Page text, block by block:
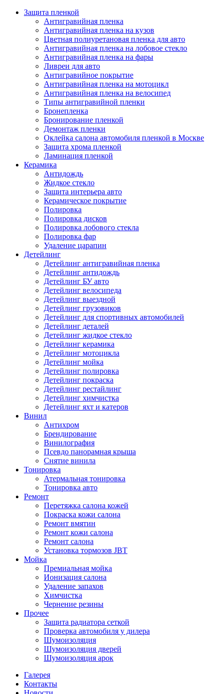
Защита пленкой
Антигравийная пленка
Антигравийная пленка на кузов
Цветная полиуретановая пленка для авто
Антигравийная пленка на лобовое стекло
Антигравийная пленка на фары
Ливреи для авто
Антигравийное покрытие
Антигравийная пленка на мотоцикл
Антигравийная пленка на велосипед
Типы антигравийной пленки
Бронепленка
Бронирование пленкой
Демонтаж пленки
Оклейка салона автомобиля пленкой в Москве
Защита хрома пленкой
Ламинация пленкой
Керамика
Антидождь
Жидкое стекло
Защита интерьера авто
Керамическое покрытие
Полировка
Полировка дисков
Полировка лобового стекла
Полировка фар
Удаление царапин
Детейлинг
Детейлинг антигравийная пленка
Детейлинг антидождь
Детейлинг БУ авто
Детейлинг велосипеда
Детейлинг выездной
Детейлинг грузовиков
Детейлинг для спортивных автомобилей
Детейлинг деталей
Детейлинг жидкое стекло
Детейлинг керамика
Детейлинг мотоцикла
Детейлинг мойка
Детейлинг полировка
Детейлинг покраска
Детейлинг рестайлинг
Детейлинг химчистка
Детейлинг яхт и катеров
Винил
Антихром
Брендирование
Винилография
Псевдо панорамная крыша
Снятие винила
Тонировка
Атермальная тонировка
Тонировка авто
Ремонт
Перетяжка салона кожей
Покраска кожи салона
Ремонт вмятин
Ремонт кожи салона
Ремонт салона
Установка тормозов JBT
Мойка
Премиальная мойка
Ионизация салона
Удаление запахов
Химчистка
Чернение резины
Прочее
Защита радиатора сеткой
Проверка автомобиля у дилера
Шумоизоляция
Шумоизоляция дверей
Шумоизоляция арок
Галерея
Контакты